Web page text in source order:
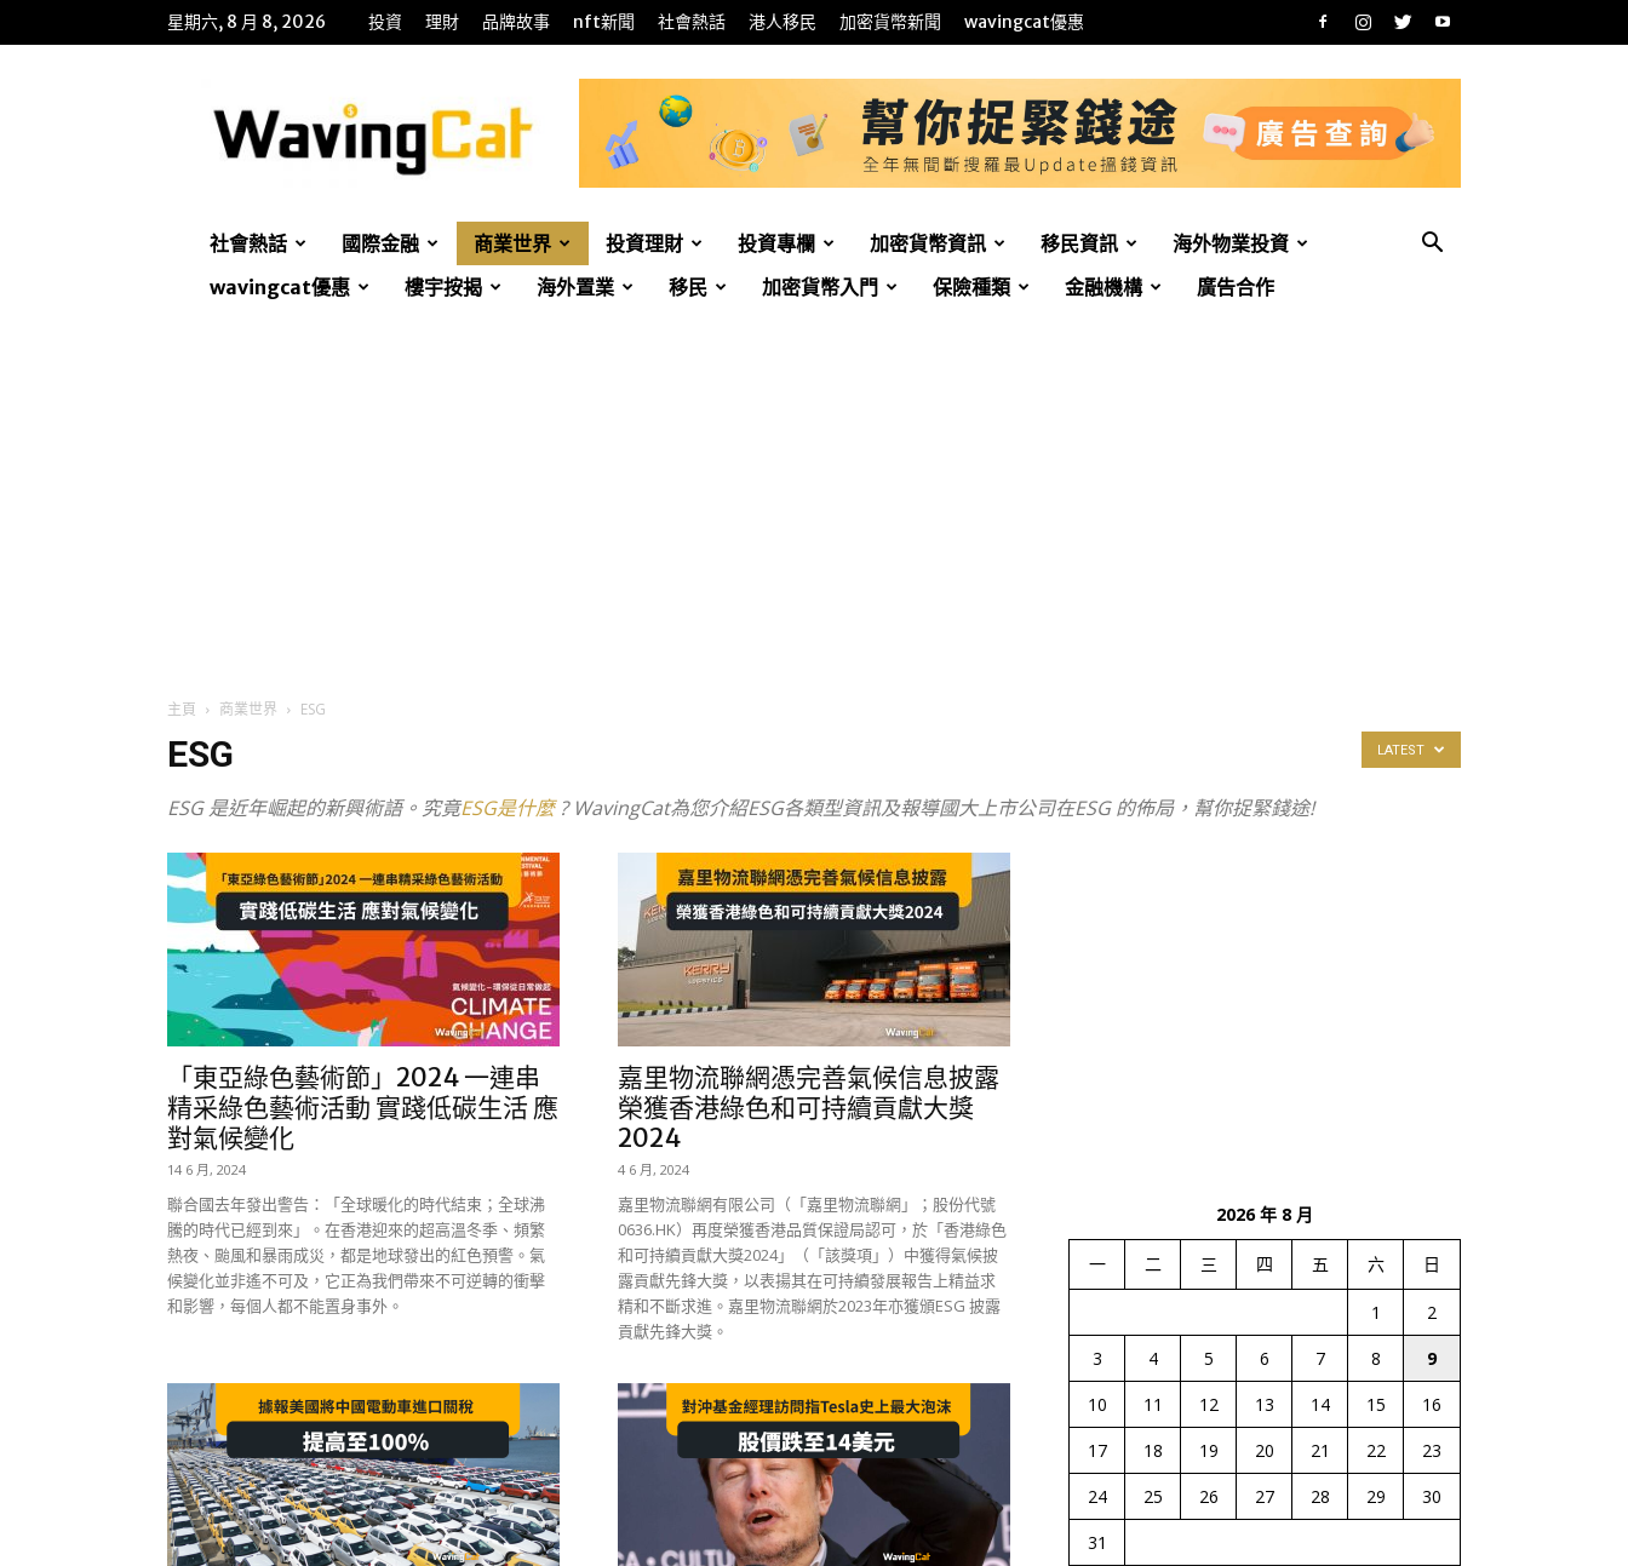
星期六, 8 月 8, 2026 投資 理財 品牌故事 nft新聞 社會熱話 港人移民 加密貨幣新聞 wavingcat優惠
招
財
貓
社會熱話 國際金融 商業世界 投資理財 投資專欄 加密貨幣資訊 移民資訊
海外物業投資
wavingcat優惠
樓宇按揭 海外置業 移民 加密貨幣入門 保險種類 金融機構 廣告合作
主頁 商業世界 ESG
ESG
ESG 是近年崛起的新興術語。究竟ESG是什麼? WavingCat為您介紹ESG各類型資訊及報導國大上市公司在ESG 的佈局，幫你捉緊錢途!
LATEST
「東亞綠色藝術節」2024 一連串
精采綠色藝術活動 實踐低碳生活 應
對氣候變化
14 6 月, 2024
聯合國去年發出警告：「全球暖化的時代結束；全球沸
騰的時代已經到來」。在香港迎來的超高溫冬季、頻繁
熱夜、颱風和暴雨成災，都是地球發出的紅色預警。氣
候變化並非遙不可及，它正為我們帶來不可逆轉的衝擊
和影響，每個人都不能置身事外。
嘉里物流聯網憑完善氣候信息披露
榮獲香港綠色和可持續貢獻大獎
2024
4 6 月, 2024
嘉里物流聯網有限公司（「嘉里物流聯網」；股份代號
0636.HK）再度榮獲香港品質保證局認可，於「香港綠色
和可持續貢獻大獎2024」（「該獎項」）中獲得氣候披
露貢獻先鋒大獎，以表揚其在可持續發展報告上精益求
精和不斷求進。嘉里物流聯網於2023年亦獲頒ESG 披露
貢獻先鋒大獎。
2026 年 8 月
一 二 三 四 五 六 日
1
2
3
4 5 6 7 8
9
10
11 12 13 14 15
16
17
18 19 20 21 22
23
24
25 26 27 28 29
30
31